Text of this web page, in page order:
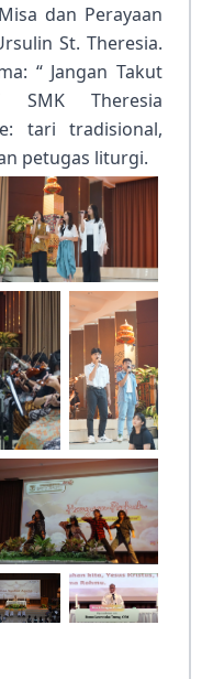
dan Perayaan
St. Theresia.
“ Jangan Takut
SMK Theresia
tari tradisional,
petugas liturgi.